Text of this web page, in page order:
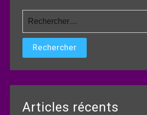
Articles récents